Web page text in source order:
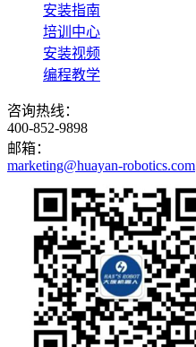
安装指南
培训中心
安装视频
编程教学
咨询热线：
400-852-9898
邮箱：
marketing@huayan-robotics.com